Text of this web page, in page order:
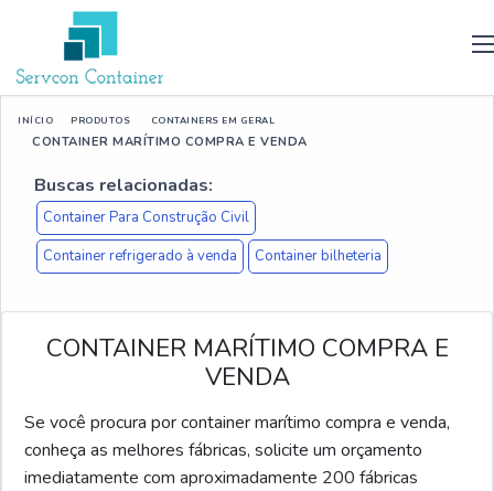
INÍCIO PRODUTOS CONTAINERS EM GERAL
CONTAINER MARÍTIMO COMPRA E VENDA
Buscas relacionadas:
Container Para Construção Civil
Container refrigerado à venda
Container bilheteria
CONTAINER MARÍTIMO COMPRA E
VENDA
Se você procura por container marítimo compra e venda,
conheça as melhores fábricas, solicite um orçamento
imediatamente com aproximadamente 200 fábricas